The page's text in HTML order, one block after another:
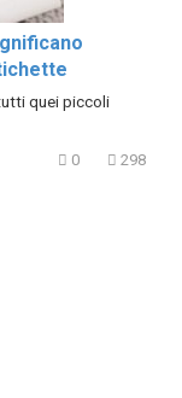
quei piccoli
0 298